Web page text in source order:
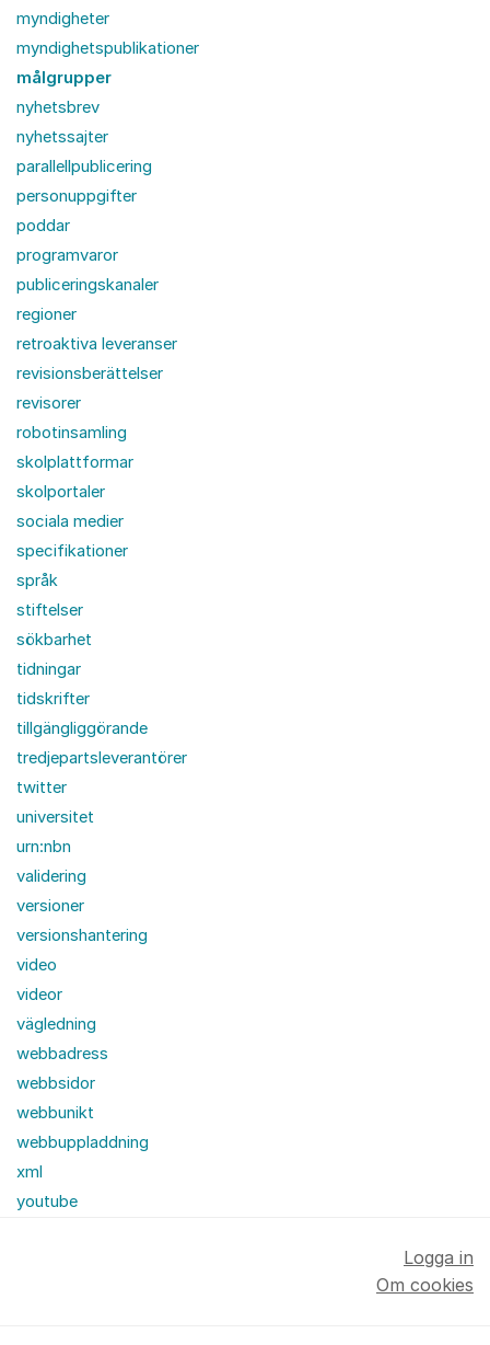
myndigheter
myndighetspublikationer
målgrupper
nyhetsbrev
nyhetssajter
parallellpublicering
personuppgifter
poddar
programvaror
publiceringskanaler
regioner
retroaktiva leveranser
revisionsberättelser
revisorer
robotinsamling
skolplattformar
skolportaler
sociala medier
specifikationer
språk
stiftelser
sökbarhet
tidningar
tidskrifter
tillgängliggörande
tredjepartsleverantörer
twitter
universitet
urn:nbn
validering
versioner
versionshantering
video
videor
vägledning
webbadress
webbsidor
webbunikt
webbuppladdning
xml
youtube
Logga in
Om cookies